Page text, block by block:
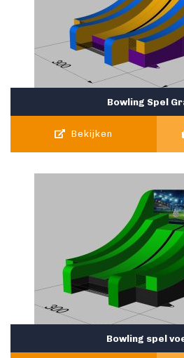
Bowling Spel
Bekijken
Bowling spel